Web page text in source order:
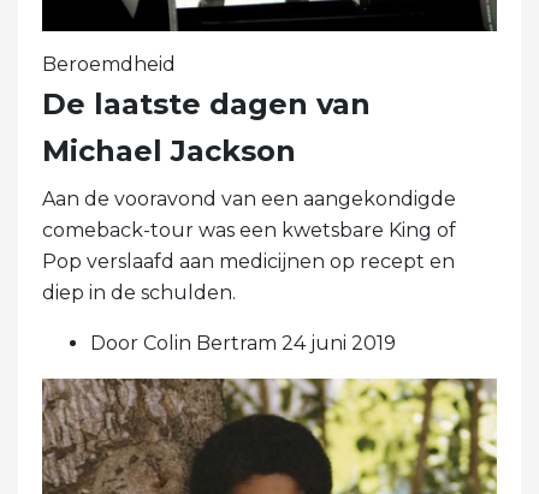
Beroemdheid
De laatste dagen van
Michael Jackson
Aan de vooravond van een aangekondigde
comeback-tour was een kwetsbare King of
Pop verslaafd aan medicijnen op recept en
diep in de schulden.
Door Colin Bertram 24 juni 2019